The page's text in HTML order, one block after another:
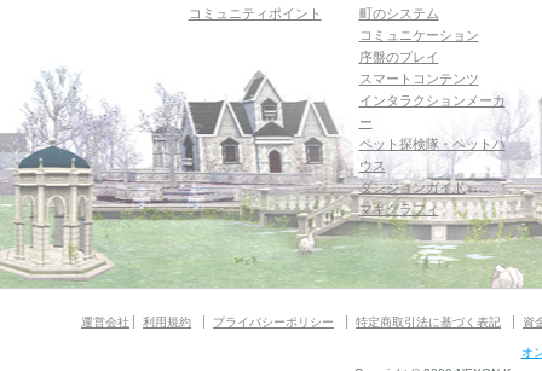
コミュニティポイント
町のシステム
コミュニケーション
序盤のプレイ
スマートコンテンツ
インタラクションメーカ
ー
ペット探検隊・ペットハ
ウス
ダンジョンガイド
マギグラフィ
運営会社 利用規約 プライバシーポリシー 特定商取引法に基づく表記 資
オ